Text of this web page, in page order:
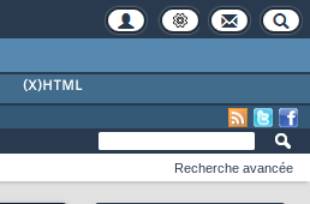
(X)HTML
Recherche avancée